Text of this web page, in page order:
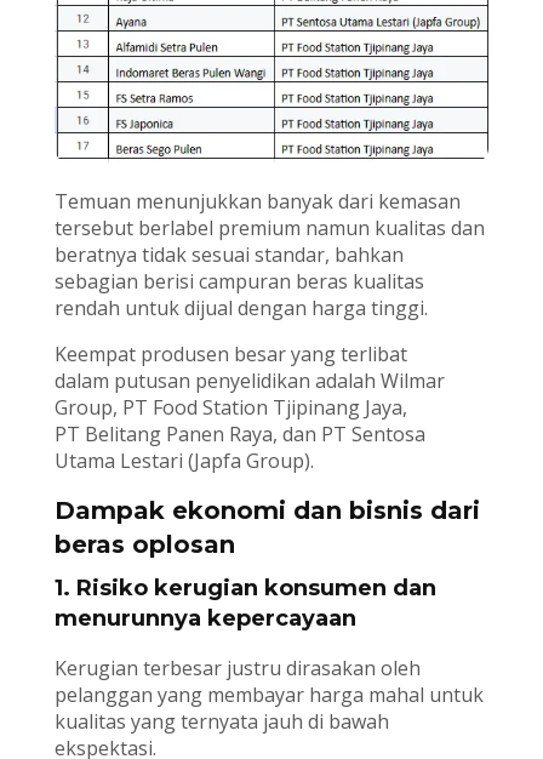
Temuan menunjukkan banyak dari kemasan
tersebut berlabel premium namun kualitas dan
beratnya tidak sesuai standar, bahkan
sebagian berisi campuran beras kualitas
rendah untuk dijual dengan harga tinggi.
Keempat produsen besar yang terlibat
dalam putusan penyelidikan adalah Wilmar
Group, PT Food Station Tjipinang Jaya,
PT Belitang Panen Raya, dan PT Sentosa
Utama Lestari (Japfa Group).
Dampak ekonomi dan bisnis dari
beras oplosan
1. Risiko kerugian konsumen dan
menurunnya kepercayaan
Kerugian terbesar justru dirasakan oleh
pelanggan yang membayar harga mahal untuk
kualitas yang ternyata jauh di bawah
ekspektasi.